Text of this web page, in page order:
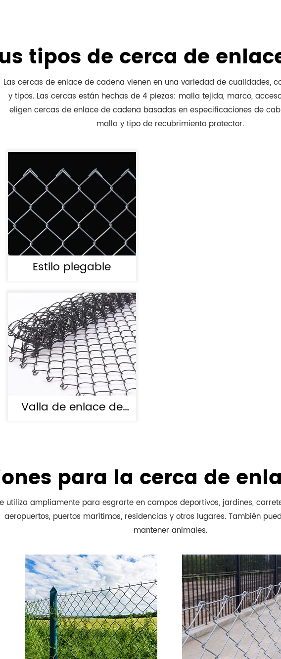
tipos de cerca de
Las cercas de enlace de cadena vienen en una variedad de cualidades,
y tipos. Las cercas están hechas de 4 piezas: malla tejida, marco,
eligen cercas de enlace de cadena basadas en especificaciones de
malla y tipo de recubrimiento protector.
Estilo plegable
Valla de enlace de
para la cerca de
utiliza ampliamente para esgrarte en campos deportivos, jardines,
aeropuertos, puertos marítimos, residencias y otros lugares. También
mantener animales.